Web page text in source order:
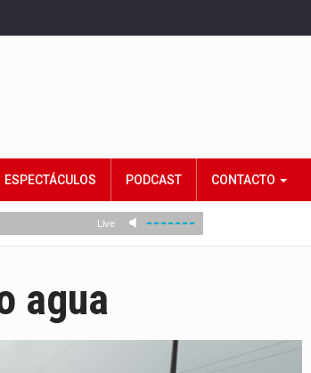
ESPECTÁCULOS PODCAST CONTACTO
agua